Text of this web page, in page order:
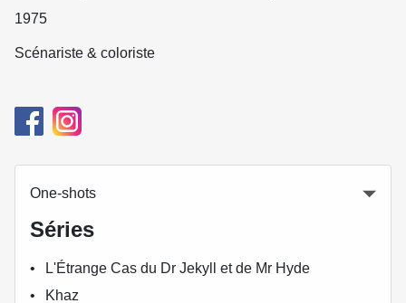
1975
Scénariste & coloriste
One-shots
Séries
L'Étrange Cas du Dr Jekyll et de Mr Hyde
Khaz